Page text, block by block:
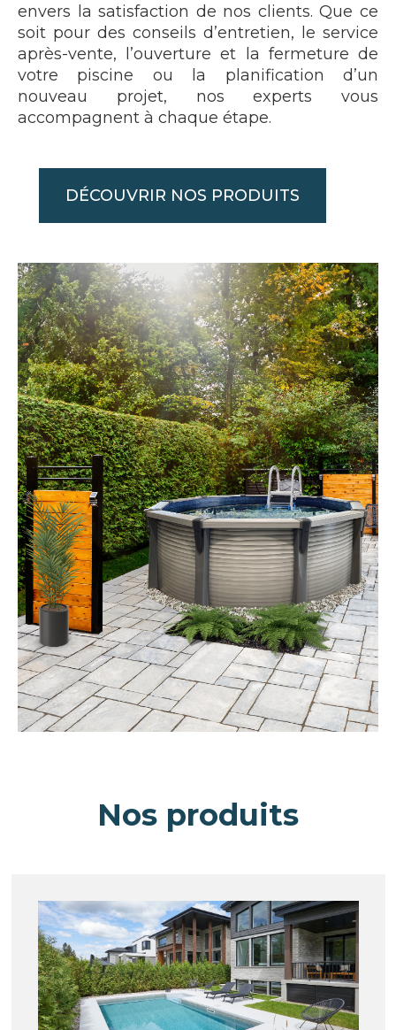
envers la satisfaction de nos clients. Que ce
soit pour des conseils d’entretien, le service
après-vente, l’ouverture et la fermeture de
votre piscine ou la planification d’un
nouveau projet, nos experts vous
accompagnent à chaque étape.
DÉCOUVRIR NOS PRODUITS
Nos produits